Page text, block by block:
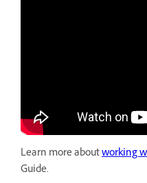
Learn more aboutworking
Guide.